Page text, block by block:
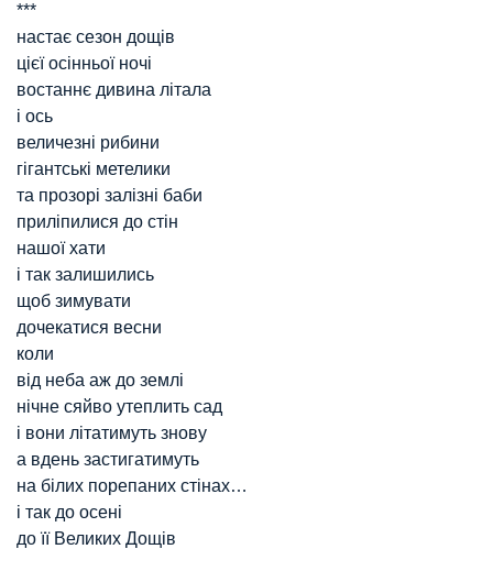
***
настає сезон дощів
цієї осінньої ночі
востаннє дивина літала
і ось
величезні рибини
гігантські метелики
та прозорі залізні баби
приліпилися до стін
нашої хати
і так залишились
щоб зимувати
дочекатися весни
коли
від неба аж до землі
нічне сяйво утеплить сад
і вони літатимуть знову
а вдень застигатимуть
на білих порепаних стінах…
і так до осені
до її Великих Дощів